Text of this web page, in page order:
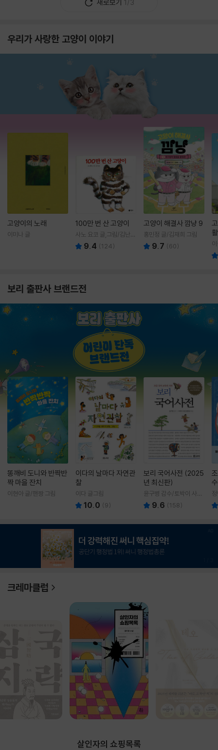
새로보기 1/3
우리가 사랑한 고양이 이야기
고양이의 노래
이미나 글
100만 번 산 고양이
사노 요코 글,그림/김난주
역 9.4 (124)
고양이 해결사 깜냥 9
홍민정 글/김재희 그림
9.7 (60)
보리 출판사 브랜드전
똥깨비 도니와 반짝반
짝 마을 잔치
이현아 글/핸짱 그림
이다의 날마다 자연관
찰
이다 글그림
10.0 (9)
보리 국어사전 (2025
년 최신판)
윤구병 감수/토박이 사전
편찬실 편
9.6 (158)
크레마클럽
살인자의 쇼핑목록